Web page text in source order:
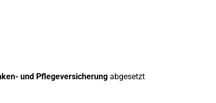
und Pflegeversicherungabgesetzt